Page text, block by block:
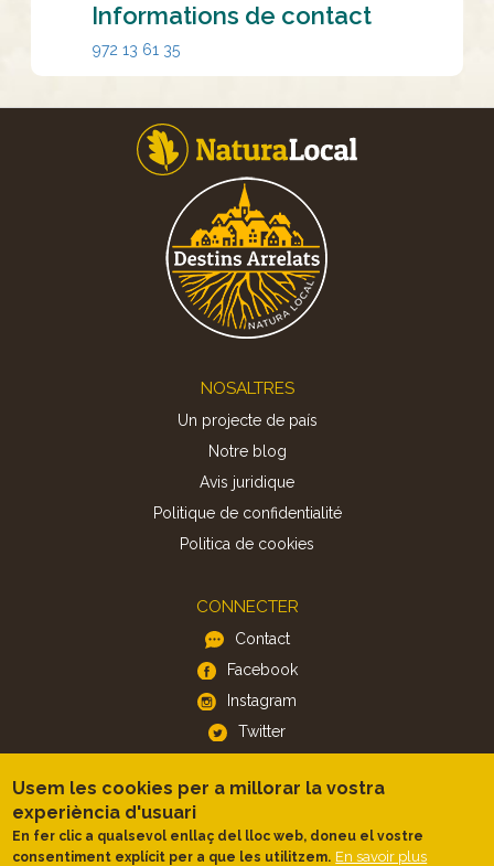
Informations de contact
972 13 61 35
NOSALTRES
Un projecte de país
Notre blog
Avis juridique
Politique de confidentialité
Politica de cookies
CONNECTER
Contact
Facebook
Instagram
Twitter
APP
iOS
Android
Usem les cookies per a millorar la vostra
experiència d'usuari
En fer clic a qualsevol enllaç del lloc web, doneu el vostre
consentiment explícit per a que les utilitzem. En savoir plus